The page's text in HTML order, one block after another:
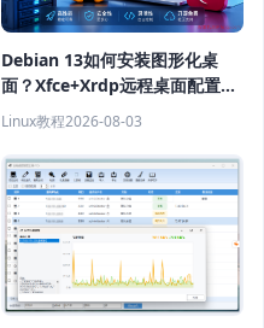
Debian 13如何安装图形化桌
面？Xfce+Xrdp远程桌面配置教
程
Linux教程2026-08-03